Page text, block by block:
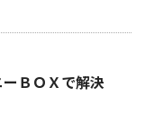
ＢＯＸで解決